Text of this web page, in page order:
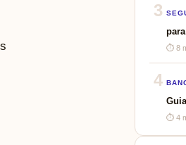
3
⏱ 8
4
⏱ 4